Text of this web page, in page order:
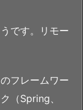
です。リモー
フレームワー
（Spring、